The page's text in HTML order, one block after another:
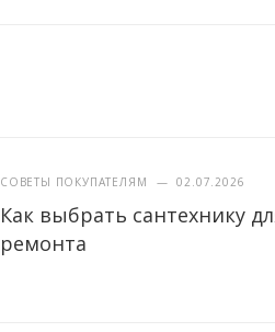
СОВЕТЫ ПОКУПАТЕЛЯМ — 02.07.2026
Как выбрать сантехнику
ремонта